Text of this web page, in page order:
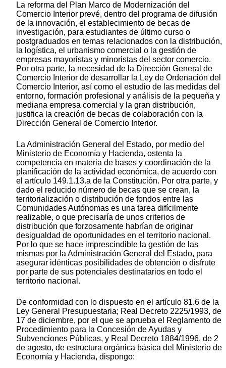
La reforma del Plan Marco de Modernización del
Comercio Interior prevé, dentro del programa de difusión
de la innovación, el establecimiento de becas de
investigación, para estudiantes de último curso o
postgraduados en temas relacionados con la distribución,
la logística, el urbanismo comercial o la gestión de
empresas mayoristas y minoristas del sector comercio.
Por otra parte, la necesidad de la Dirección General de
Comercio Interior de desarrollar la Ley de Ordenación del
Comercio Interior, así como el estudio de las medidas del
entorno, formación profesional y análisis de la pequeña y
mediana empresa comercial y la gran distribución,
justifica la creación de becas de colaboración con la
Dirección General de Comercio Interior.
La Administración General del Estado, por medio del
Ministerio de Economía y Hacienda, ostenta la
competencia en materia de bases y coordinación de la
planificación de la actividad económica, de acuerdo con
el artículo 149.1.13.a de la Constitución. Por otra parte, y
dado el reducido número de becas que se crean, la
territorialización o distribución de fondos entre las
Comunidades Autónomas es una tarea difícilmente
realizable, o que precisaría de unos criterios de
distribución que forzosamente habrían de originar
desigualdad de oportunidades en el territorio nacional.
Por lo que se hace imprescindible la gestión de las
mismas por la Administración General del Estado, para
asegurar idénticas posibilidades de obtención o disfrute
por parte de sus potenciales destinatarios en todo el
territorio nacional.
De conformidad con lo dispuesto en el artículo 81.6 de la
Ley General Presupuestaria; Real Decreto 2225/1993, de
17 de diciembre, por el que se aprueba el Reglamento de
Procedimiento para la Concesión de Ayudas y
Subvenciones Públicas, y Real Decreto 1884/1996, de 2
de agosto, de estructura orgánica básica del Ministerio de
Economía y Hacienda, dispongo: